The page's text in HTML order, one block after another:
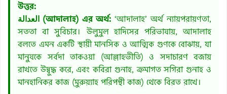
উত্তর:
العدالة (আদালাহ) এর অর্থ: ‘আদালাহ’ অর্থ ন্যায়পরায়ণতা,
সততা বা সুবিচার। উলুমুল হাদিসের পরিভাষায়, আদালাহ
বলতে এমন একটি স্থায়ী মানসিক ও আত্মিক গুণকে বোঝায়, যা
মানুষকে সর্বদা তাকওয়া (আল্লাহভীতি) ও সদাচারণ বজায়
রাখতে উদ্বুদ্ধ করে, এবং কবিরা গুনাহ, ক্রমাগত সগিরা গুনাহ ও
মানহানিকর কাজ (মুরুয়্যাহ পরিপন্থী কাজ) থেকে বিরত রাখে।